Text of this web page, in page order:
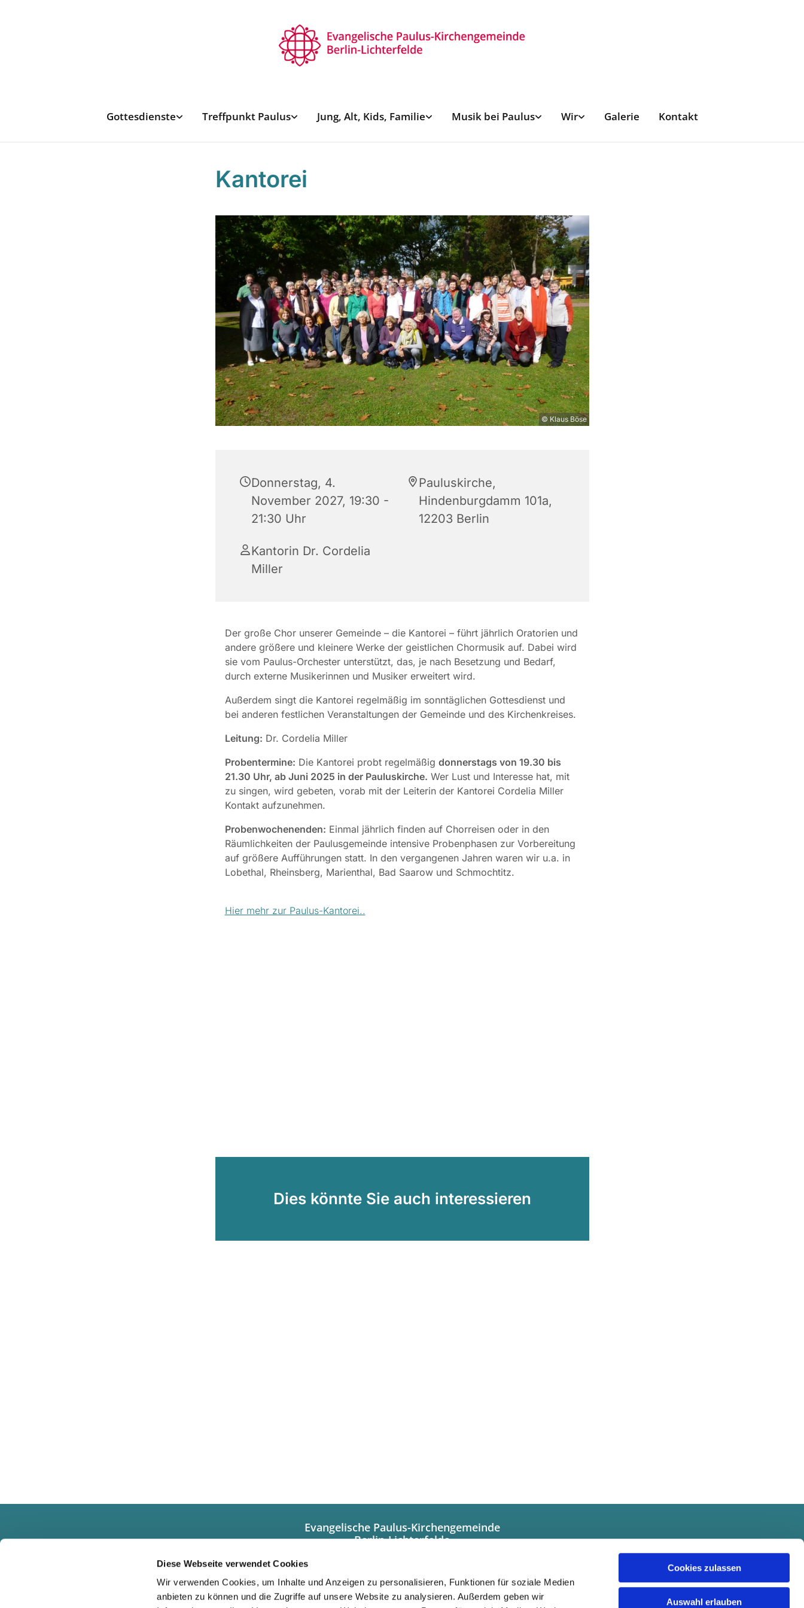
Diese Webseite verwendet Cookies
Wir verwenden Cookies, um Inhalte und Anzeigen zu personalisieren, Funktionen für soziale Medien
anbieten zu können und die Zugriffe auf unsere Website zu analysieren. Außerdem geben wir
Cookies zulassen
Auswahl erlauben
Gottesdienste Treffpunkt Paulus Jung, Alt, Kids, Familie Musik bei Paulus Wir Galerie Kontakt
Kantorei
© Klaus Böse
Donnerstag, 4.
November 2027, 19:30 -
21:30 Uhr
Pauluskirche,
Hindenburgdamm 101a,
12203 Berlin
Kantorin Dr. Cordelia
Miller
Der große Chor unserer Gemeinde – die Kantorei – führt jährlich Oratorien und
andere größere und kleinere Werke der geistlichen Chormusik auf. Dabei wird
sie vom Paulus-Orchester unterstützt, das, je nach Besetzung und Bedarf,
durch externe Musikerinnen und Musiker erweitert wird.
Außerdem singt die Kantorei regelmäßig im sonntäglichen Gottesdienst und
bei anderen festlichen Veranstaltungen der Gemeinde und des Kirchenkreises.
Leitung: Dr. Cordelia Miller
Probentermine: Die Kantorei probt regelmäßig donnerstags von 19.30 bis
21.30 Uhr, ab Juni 2025 in der Pauluskirche. Wer Lust und Interesse hat, mit
zu singen, wird gebeten, vorab mit der Leiterin der Kantorei Cordelia Miller
Kontakt aufzunehmen.
Probenwochenenden: Einmal jährlich finden auf Chorreisen oder in den
Räumlichkeiten der Paulusgemeinde intensive Probenphasen zur Vorbereitung
auf größere Aufführungen statt. In den vergangenen Jahren waren wir u.a. in
Lobethal, Rheinsberg, Marienthal, Bad Saarow und Schmochtitz.
Hier mehr zur Paulus-Kantorei..
Dies könnte Sie auch interessieren
Evangelische Paulus-Kirchengemeinde
Berlin-Lichterfelde
+49308449320
info@paulus-lichterfelde.de